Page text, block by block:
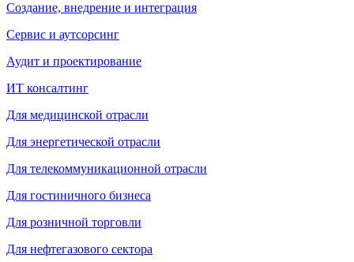
Создание, внедрение и интеграция
Сервис и аутсорсинг
Аудит и проектирование
ИТ консалтинг
Для медицинской отрасли
Для энергетической отрасли
Для телекоммуникационной отрасли
Для гостиничного бизнеса
Для розничной торговли
Для нефтегазового сектора